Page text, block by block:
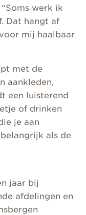
werk ik
Dat hangt af
mij haalbaar
met de
aankleden,
een luisterend
of drinken
je aan
als de
jaar bij
afdelingen en